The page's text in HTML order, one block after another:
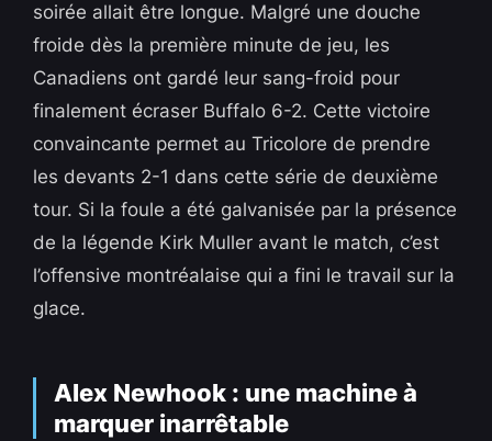
soirée allait être longue. Malgré une douche
froide dès la première minute de jeu, les
Canadiens ont gardé leur sang-froid pour
finalement écraser Buffalo 6-2. Cette victoire
convaincante permet au Tricolore de prendre
les devants 2-1 dans cette série de deuxième
tour. Si la foule a été galvanisée par la présence
de la légende Kirk Muller avant le match, c’est
l’offensive montréalaise qui a fini le travail sur la
glace.
Alex Newhook : une machine à
marquer inarrêtable